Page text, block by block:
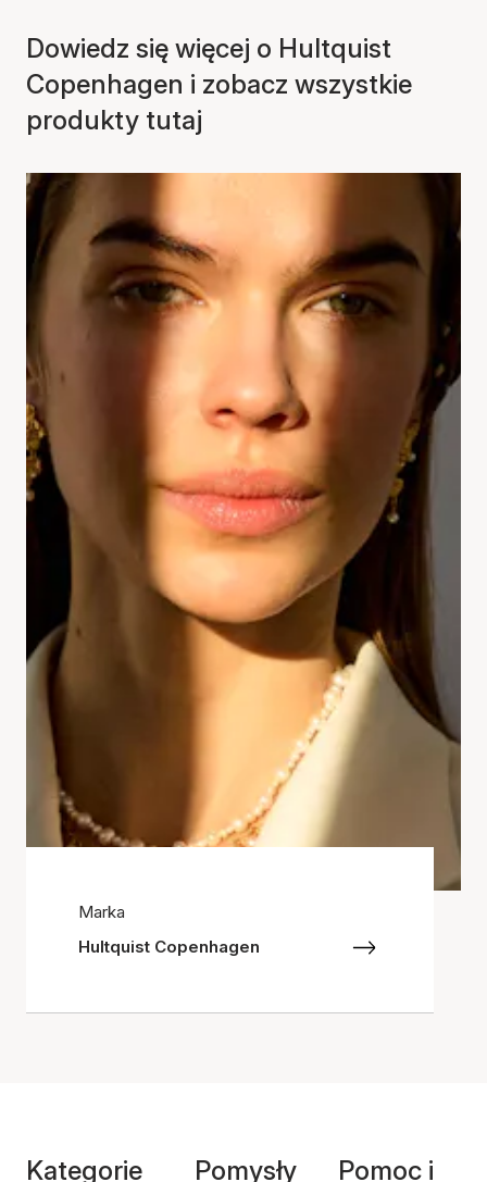
Dowiedz się więcej o Hultquist
Copenhagen i zobacz wszystkie
produkty tutaj
Marka
Hultquist Copenhagen
Kategorie
Pomysły
Pomoc i